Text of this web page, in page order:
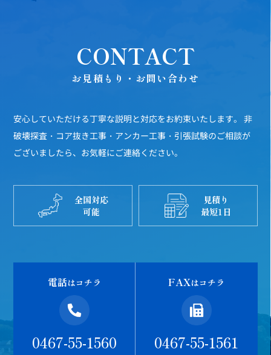
CONTACT
お見積もり・お問い合わせ
安心していただける丁寧な説明と対応をお約束いたします。
非
破壊探査・コア抜き工事・アンカー工事・引張試験のご相談が
ございましたら、お気軽にご連絡ください。
全国対応
可能
見積り
最短1日
電話はコチラ
0467-55-1560
FAXはコチラ
0467-55-1561